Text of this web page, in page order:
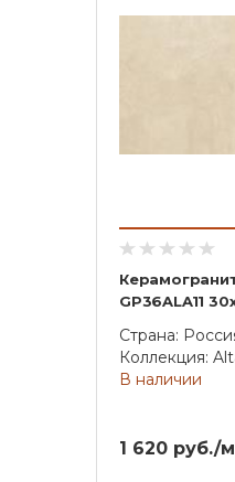
GP36ALA11
Страна:
Коллекция:
В наличии
1 620 руб./